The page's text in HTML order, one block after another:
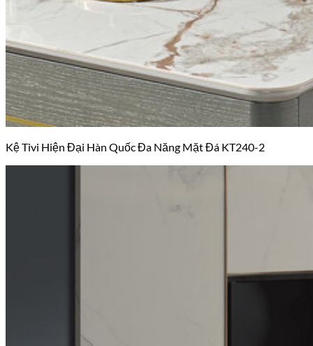
Kệ Tivi Hiện Đại Hàn Quốc Đa Năng Mặt Đá KT240-2